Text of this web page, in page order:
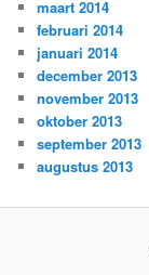
maart 2014
februari 2014
januari 2014
december 2013
november 2013
oktober 2013
september 2013
augustus 2013